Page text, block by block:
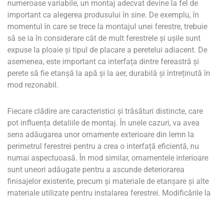
numeroase variabile, un montaj adecvat devine la fel de
important ca alegerea produsului în sine. De exemplu, în
momentul în care se trece la montajul unei ferestre, trebuie
să se ia în considerare cât de mult ferestrele și ușile sunt
expuse la ploaie și tipul de placare a peretelui adiacent. De
asemenea, este important ca interfața dintre fereastră și
perete să fie etanșă la apă și la aer, durabilă și întreținută în
mod rezonabil.
Fiecare clădire are caracteristici și trăsături distincte, care
pot influența detaliile de montaj. În unele cazuri, va avea
sens adăugarea unor ornamente exterioare din lemn la
perimetrul ferestrei pentru a crea o interfață eficientă, nu
numai aspectuoasă. În mod similar, ornamentele interioare
sunt uneori adăugate pentru a ascunde deteriorarea
finisajelor existente, precum și materiale de etanșare și alte
materiale utilizate pentru instalarea ferestrei. Modificările la